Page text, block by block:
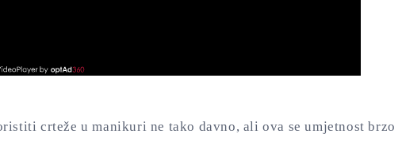
crteže u manikuri ne tako davno, ali ova se umjetnost brzo